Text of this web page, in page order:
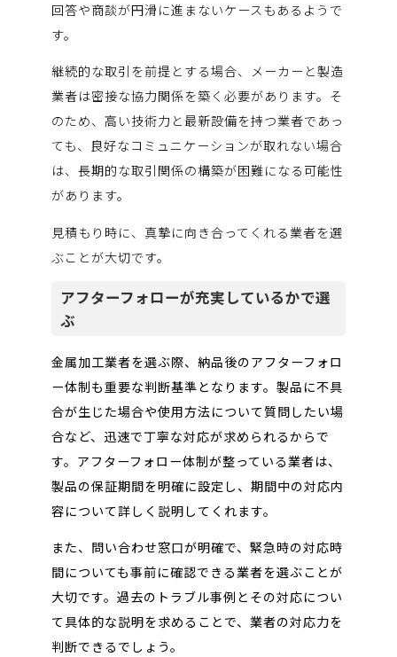
回答や商談が円滑に進まないケースもあるようで
す。
継続的な取引を前提とする場合、メーカーと製造
業者は密接な協力関係を築く必要があります。そ
のため、高い技術力と最新設備を持つ業者であっ
ても、良好なコミュニケーションが取れない場合
は、長期的な取引関係の構築が困難になる可能性
があります。
見積もり時に、真摯に向き合ってくれる業者を選
ぶことが大切です。
アフターフォローが充実しているかで選
ぶ
金属加工業者を選ぶ際、納品後のアフターフォロ
ー体制も重要な判断基準となります。製品に不具
合が生じた場合や使用方法について質問したい場
合など、迅速で丁寧な対応が求められるからで
す。アフターフォロー体制が整っている業者は、
製品の保証期間を明確に設定し、期間中の対応内
容について詳しく説明してくれます。
また、問い合わせ窓口が明確で、緊急時の対応時
間についても事前に確認できる業者を選ぶことが
大切です。過去のトラブル事例とその対応につい
て具体的な説明を求めることで、業者の対応力を
判断できるでしょう。